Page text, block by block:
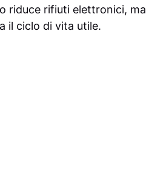
riduce rifiuti elettronici, ma
il ciclo di vita utile.